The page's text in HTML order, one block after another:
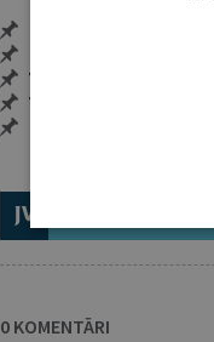
Vairāk nekā 18 000
Visi tematiskie
0 KOMENTĀRI